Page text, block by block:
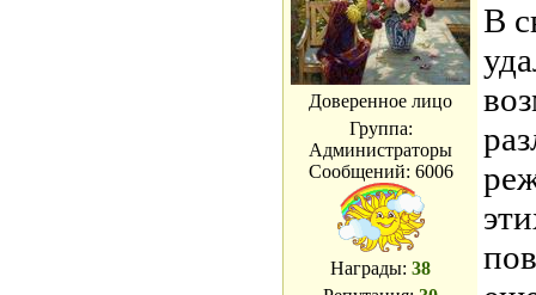
Доверенное лицо
Группа:
Администраторы
Сообщений: 6006
Награды: 38
В